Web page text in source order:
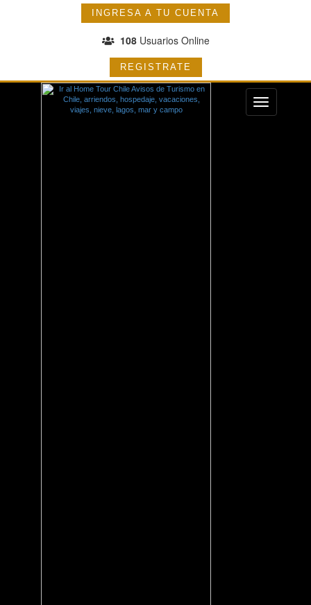
INGRESA A TU CUENTA
108Usuarios Online
REGISTRATE
Menu